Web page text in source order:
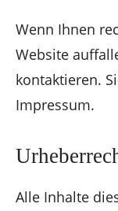
Wenn Ihnen
Website
kontaktieren.
Impressum.
Alle Inhalte